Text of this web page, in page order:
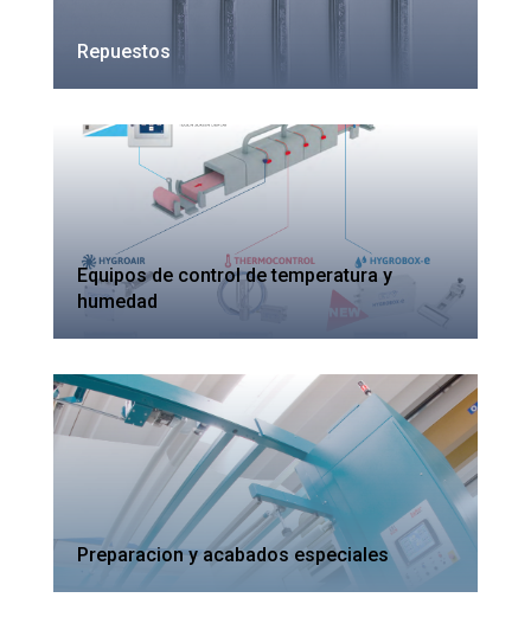
Repuestos
Equipos de control de temperatura y
humedad
Preparacion y acabados especiales